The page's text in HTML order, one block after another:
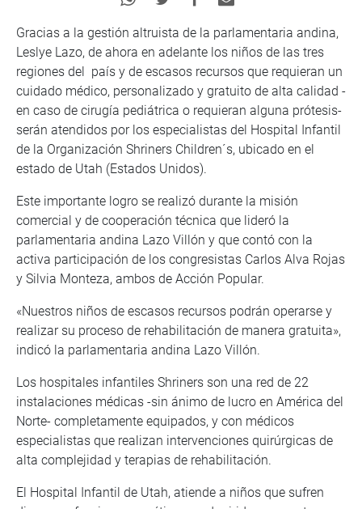
Gracias a la gestión altruista de la parlamentaria andina,
Leslye Lazo, de ahora en adelante los niños de las tres
regiones del país y de escasos recursos que requieran un
cuidado médico, personalizado y gratuito de alta calidad -
en caso de cirugía pediátrica o requieran alguna prótesis-
serán atendidos por los especialistas del Hospital Infantil
de la Organización Shriners Children´s, ubicado en el
estado de Utah (Estados Unidos).
Este importante logro se realizó durante la misión
comercial y de cooperación técnica que lideró la
parlamentaria andina Lazo Villón y que contó con la
activa participación de los congresistas Carlos Alva Rojas
y Silvia Monteza, ambos de Acción Popular.
«Nuestros niños de escasos recursos podrán operarse y
realizar su proceso de rehabilitación de manera gratuita»,
indicó la parlamentaria andina Lazo Villón.
Los hospitales infantiles Shriners son una red de 22
instalaciones médicas -sin ánimo de lucro en América del
Norte- completamente equipados, y con médicos
especialistas que realizan intervenciones quirúrgicas de
alta complejidad y terapias de rehabilitación.
El Hospital Infantil de Utah, atiende a niños que sufren